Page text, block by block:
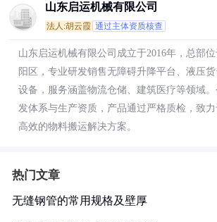
山东启运机械有限公司
法人:胡云霞 通过主体资质核查
山东启运机械有限公司成立于2016年，总部
阳区，专业研发销售无障碍升降平台、液压
设备，服务涵盖物流仓储、建筑医疗等领域
发体系与生产资质，产品通过严格质检，致
高效的物料搬运解决方案。
热门文章
无缝钢管的常用规格及壁厚